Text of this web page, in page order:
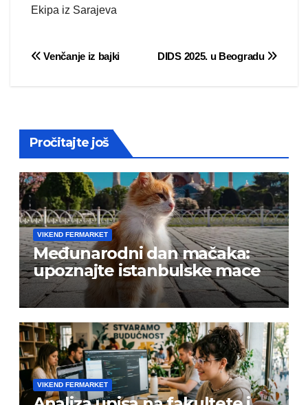
Ekipa iz Sarajeva
Post
DIDS 2025. u Beogradu
Venčanje iz bajki
Pročitajte još
VIKEND FERMARKET
Međunarodni dan mačaka:
upoznajte istanbulske mace
VIKEND FERMARKET